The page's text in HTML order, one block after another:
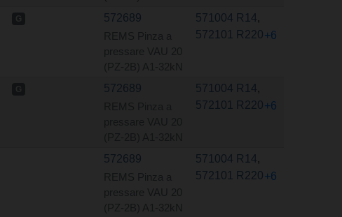
572689 571004 R14,
572101 R220+6
572689 571004 R14,
572101 R220+6
572689 571004 R14,
572101 R220+6